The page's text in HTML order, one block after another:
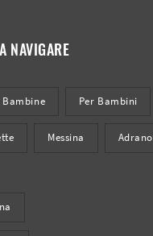
NAVIGARE
Bambine Per Bambini
Messina Adrano